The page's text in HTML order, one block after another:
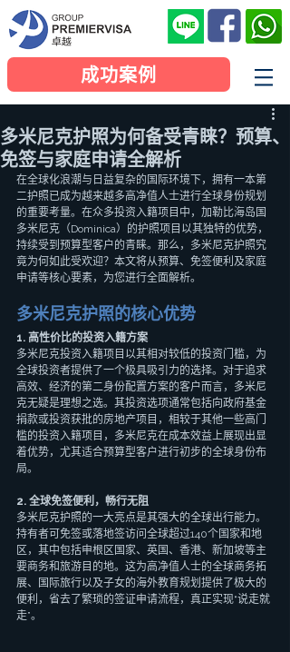
成功案例
多米尼克护照为何备受青睐？预算、
免签与家庭申请全解析
在全球化浪潮与日益复杂的国际环境下，拥有一本第
二护照已成为越来越多高净值人士进行全球身份规划
的重要考量。在众多投资入籍项目中，加勒比海岛国
多米尼克（Dominica）的护照项目以其独特的优势，
持续受到预算型客户的青睐。那么，多米尼克护照究
竟为何如此受欢迎？本文将从预算、免签便利及家庭
申请等核心要素，为您进行全面解析。
多米尼克护照的核心优势
1. 高性价比的投资入籍方案
多米尼克投资入籍项目以其相对较低的投资门槛，为
全球投资者提供了一个极具吸引力的选择。对于追求
高效、经济的第二身份配置方案的客户而言，多米尼
克无疑是理想之选。其投资选项通常包括向政府基金
捐款或投资获批的房地产项目，相较于其他一些高门
槛的投资入籍项目，多米尼克在成本效益上展现出显
着优势，尤其适合预算型客户进行初步的全球身份布
局。
2. 全球免签便利，畅行无阻
多米尼克护照的一大亮点是其强大的全球出行能力。
持有者可免签或落地签访问全球超过140个国家和地
区，其中包括申根区国家、英国、香港、新加坡等主
要商务和旅游目的地。这为高净值人士的全球商务拓
展、国际旅行以及子女的海外教育规划提供了极大的
便利，省去了繁琐的签证申请流程，真正实现“说走就
走”。